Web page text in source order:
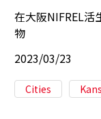
在大阪NIFREL活
物
2023/03/23
Cities